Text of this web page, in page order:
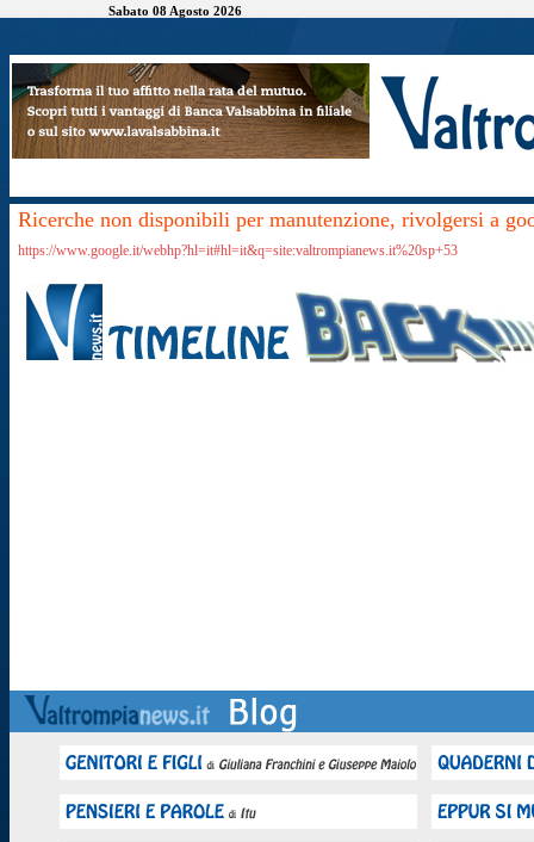
Sabato 08 Agosto 2026
Ricerche non disponibili per manutenzione, rivolgersi a
https://www.google.it/webhp?hl=it#hl=it&q=site:valtrompianews.it%20sp+53